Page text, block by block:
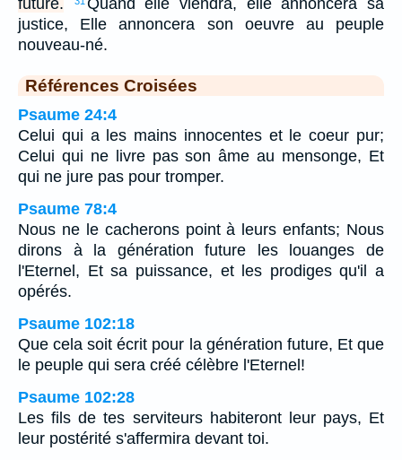
justice, Elle annoncera son oeuvre au peuple
nouveau-né.
Références Croisées
Psaume 24:4
Celui qui a les mains innocentes et le coeur pur;
Celui qui ne livre pas son âme au mensonge, Et
qui ne jure pas pour tromper.
Psaume 78:4
Nous ne le cacherons point à leurs enfants; Nous
dirons à la génération future les louanges de
l'Eternel, Et sa puissance, et les prodiges qu'il a
opérés.
Psaume 102:18
Que cela soit écrit pour la génération future, Et que
le peuple qui sera créé célèbre l'Eternel!
Psaume 102:28
Les fils de tes serviteurs habiteront leur pays, Et
leur postérité s'affermira devant toi.